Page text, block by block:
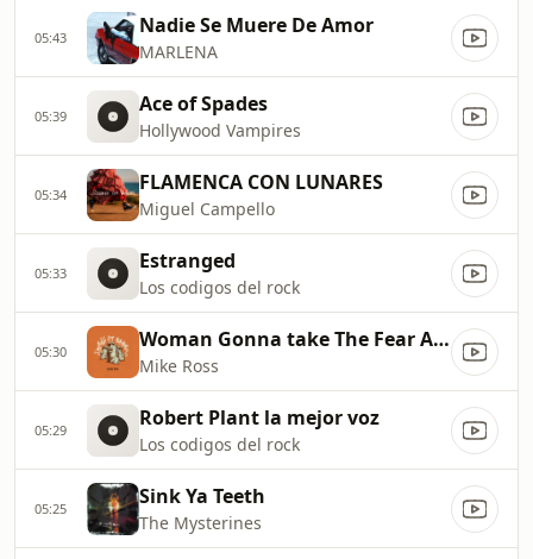
05:43 Nadie Se Muere De Amor
MARLENA
05:39 Ace of Spades
Hollywood Vampires
05:34 FLAMENCA CON LUNARES
Miguel Campello
05:33 Estranged
Los codigos del rock
05:30 Woman Gonna take The Fear Away
Mike Ross
05:29 Robert Plant la mejor voz
Los codigos del rock
05:25 Sink Ya Teeth
The Mysterines